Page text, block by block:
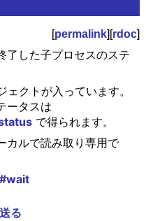
[permalink][rdoc]
了した子プロセスのステ
ェクトが入っています。
ータスは
で得られます。
カルで読み取り専用で
る